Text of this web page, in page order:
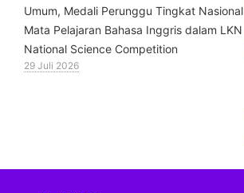
Umum, Medali Perunggu Tingkat Nasional
Mata Pelajaran Bahasa Inggris dalam LKN
National Science Competition
29 Juli 2026